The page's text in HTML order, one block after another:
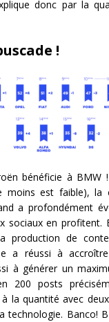
donc par la
!
bénéficie à BMW
moins est faible), la
a profondément
sociaux en profitent.
production de
a réussi à
à générer un
200 posts
la quantité avec
technologie. Banco!